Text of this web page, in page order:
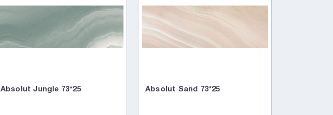
Absolut Jungle 73*25 Absolut Sand 73*25